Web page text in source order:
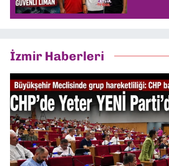
İzmir Haberleri